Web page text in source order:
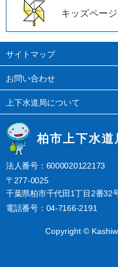
キッズページ
サイトマップ
お問い合わせ
上下水道局について
柏市上下水道
法人番号：6000020122173
〒277-0025
千葉県柏市千代田1丁目2番32
電話番号：04-7166-2191
Copyright ©